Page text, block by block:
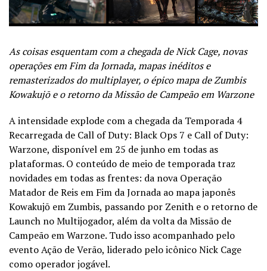
As coisas esquentam com a chegada de Nick Cage, novas
operações em Fim da Jornada, mapas inéditos e
remasterizados do multiplayer, o épico mapa de Zumbis
Kowakujō e o retorno da Missão de Campeão em Warzone
A intensidade explode com a chegada da Temporada 4
Recarregada de Call of Duty: Black Ops 7 e Call of Duty:
Warzone, disponível em 25 de junho em todas as
plataformas. O conteúdo de meio de temporada traz
novidades em todas as frentes: da nova Operação
Matador de Reis em Fim da Jornada ao mapa japonês
Kowakujō em Zumbis, passando por Zenith e o retorno de
Launch no Multijogador, além da volta da Missão de
Campeão em Warzone. Tudo isso acompanhado pelo
evento Ação de Verão, liderado pelo icônico Nick Cage
como operador jogável.